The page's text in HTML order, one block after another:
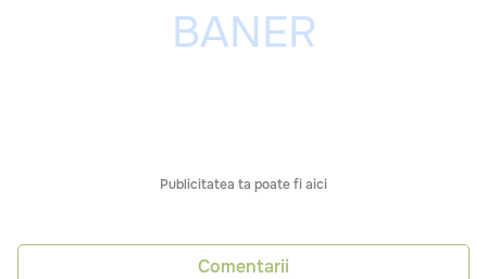
Publicitatea ta poate fi aici
Comentarii